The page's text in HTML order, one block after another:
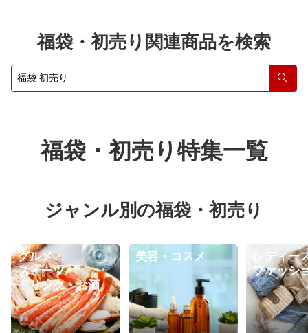
常食 訳あり 大麦 もち麦
しい おしゃれ かわいい サボ ロー
ヒール
福袋・初売り関連商品を検索
検索
福袋・初売り特集一覧
ジャンル別の福袋・初売り
グルメ・
スイーツ・
ドリンク・お酒
美容・コスメ
レディー
ファッシ